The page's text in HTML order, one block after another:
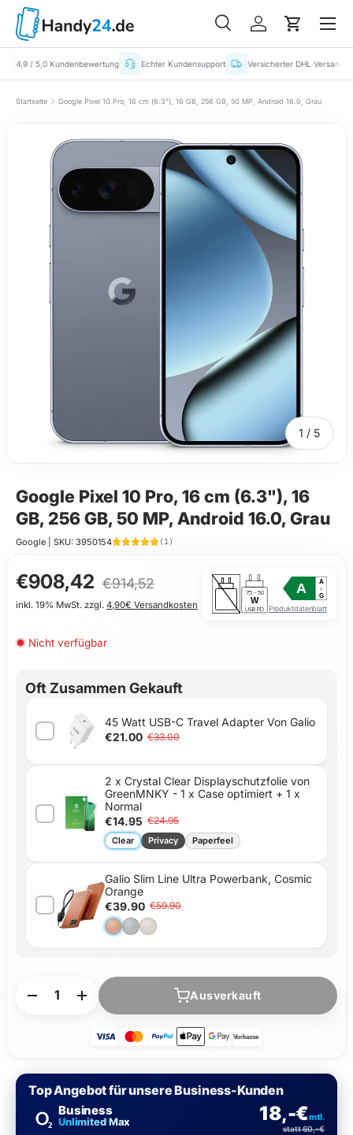
Suchen
Suchen
SucheEinloggen
Menü
4,9 / 5,0 Kundenbewertung Echter Kundensupport Versicherter DHL Versand
Startseite Google Pixel 10 Pro, 16 cm (6.3"), 16 GB, 256 GB, 50 MP, Android 16.0, Grau
Google Pixel 10 Pro, 16 cm (6.3"), 16
GB, 256 GB, 50 MP, Android 16.0, Grau
Google SKU: 3950154 (1)
1 / von
5
€908,42 €914,52
inkl. 19% MwSt. zzgl. 4,90€ Versandkosten
7.5 - 50
W
USB PD
A
A
↑
G
Produktdatenblatt
Nicht verfügbar
Oft Zusammen Gekauft
45 Watt USB-C Travel Adapter Von Galio
€21.00 €33.00
2 x Crystal Clear Displayschutzfolie von
GreenMNKY - 1 x Case optimiert + 1 x
Normal
€14.95 €24.95
Clear Privacy Paperfeel
Galio Slim Line Ultra Powerbank, Cosmic
Orange
€39.90 €59.90
+ Ausverkauft
Vorkasse
Top Angebot für unsere Business-Kunden
Business
Unlimited Max 18,-€mtl.
statt 60,-€